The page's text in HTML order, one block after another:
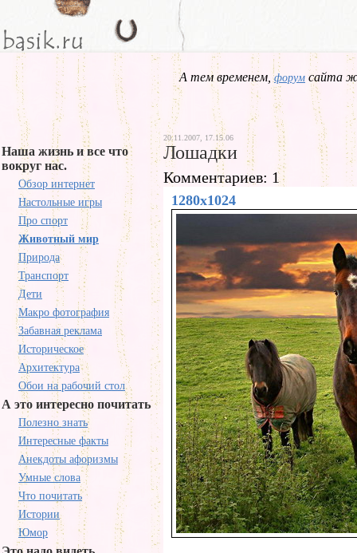
А тем временем,форум сайта
Наша жизнь и все что
вокруг нас.
Обзор интернет
Настольные игры
Про спорт
Животный мир
Природа
Транспорт
Дети
Макро фотография
Забавная реклама
Историческое
Архитектура
Обои на рабочий стол
А это интересно почитать
Полезно знать
Интересные факты
Анекдоты афоризмы
Умные слова
Что почитать
Истории
Юмор
20.11.2007, 17.15.06
Лошадки
Комментариев: 1
1280x1024